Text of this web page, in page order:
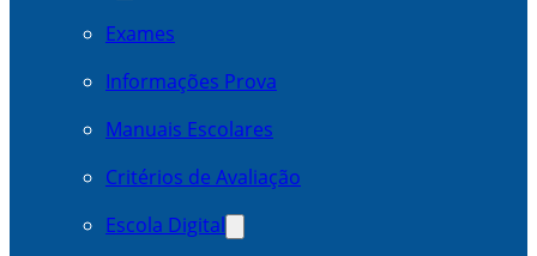
Exames
Informações Prova
Manuais Escolares
Critérios de Avaliação
Escola Digital